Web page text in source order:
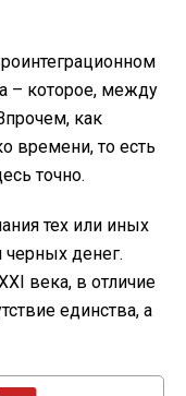
– которое, между
как
времени, то есть
точно.
тех или иных
денег.
века, в отличие
единства, а